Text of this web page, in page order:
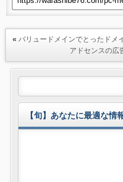
« バリュードメインでとったドメ
アドセンスの広
【旬】あなたに最適な情